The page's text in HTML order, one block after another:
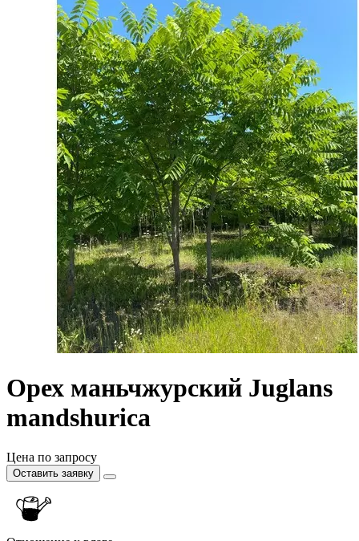
Орех маньчжурский Juglans
mandshurica
Цена по запросу
Оставить заявку